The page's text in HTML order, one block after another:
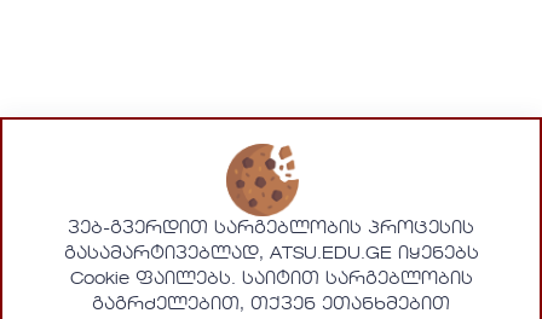
ვებ-გვერდით სარგებლობის პროცესის
გასამარტივებლად, ATSU.EDU.GE იყენებს
Cookie ფაილებს. საიტით სარგებლობის
გაგრძელებით, თქვენ ეთანხმებით